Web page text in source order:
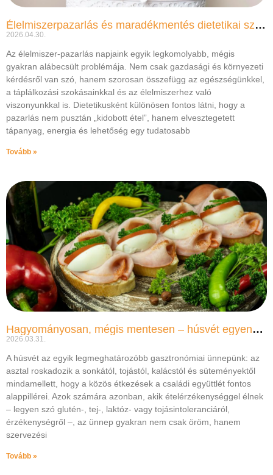
Élelmiszerpazarlás és maradékmentés dietetikai szemmel: hogyan együnk tudatosabbak és háztartásuk fenntarthatóbb?
2026.04.30.
Az élelmiszer-pazarlás napjaink egyik legkomolyabb, mégis
gyakran alábecsült problémája. Nem csak gazdasági és környezeti
kérdésről van szó, hanem szorosan összefügg az egészségünkkel,
a táplálkozási szokásainkkal és az élelmiszerhez való
viszonyunkkal is. Dietetikusként különösen fontos látni, hogy a
pazarlás nem pusztán „kidobott étel”, hanem elvesztegetett
tápanyag, energia és lehetőség egy tudatosabb
Tovább »
Hagyományosan, mégis mentesen – húsvét egyensúlyban, tudatosan
2026.03.31.
A húsvét az egyik legmeghatározóbb gasztronómiai ünnepünk: az
asztal roskadozik a sonkától, tojástól, kalácstól és süteményektől
mindamellett, hogy a közös étkezések a családi együttlét fontos
alappillérei. Azok számára azonban, akik ételérzékenységgel élnek
– legyen szó glutén-, tej-, laktóz- vagy tojásintoleranciáról,
érzékenységről –, az ünnep gyakran nem csak öröm, hanem
szervezési
Tovább »